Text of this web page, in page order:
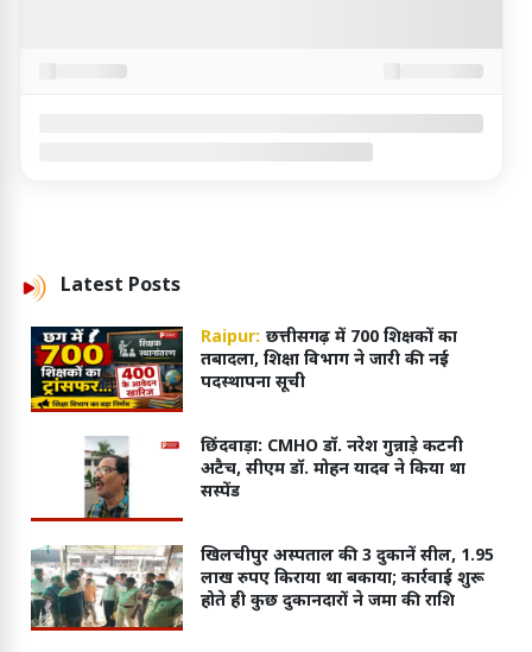
Latest Posts
Raipur: छत्तीसगढ़ में 700 शिक्षकों का
तबादला, शिक्षा विभाग ने जारी की नई
पदस्थापना सूची
छिंदवाड़ा: CMHO डॉ. नरेश गुन्नाड़े कटनी
अटैच, सीएम डॉ. मोहन यादव ने किया था
सस्पेंड
खिलचीपुर अस्पताल की 3 दुकानें सील, 1.95
लाख रुपए किराया था बकाया; कार्रवाई शुरू
होते ही कुछ दुकानदारों ने जमा की राशि